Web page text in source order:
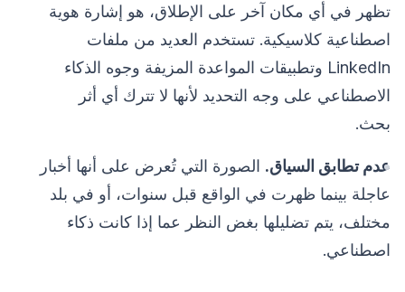
تظهر في أي مكان آخر على الإطلاق، هو إشارة هوية
اصطناعية كلاسيكية. تستخدم العديد من ملفات
LinkedIn وتطبيقات المواعدة المزيفة وجوه الذكاء
الاصطناعي على وجه التحديد لأنها لا تترك أي أثر
بحث.
عدم تطابق السياق. الصورة التي تُعرض على أنها أخبار
عاجلة بينما ظهرت في الواقع قبل سنوات، أو في بلد
مختلف، يتم تضليلها بغض النظر عما إذا كانت ذكاء
اصطناعي.